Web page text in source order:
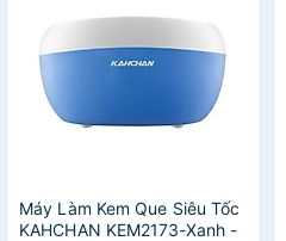
Máy Làm Kem Que Siêu Tốc
KAHCHAN KEM2173-Xanh -